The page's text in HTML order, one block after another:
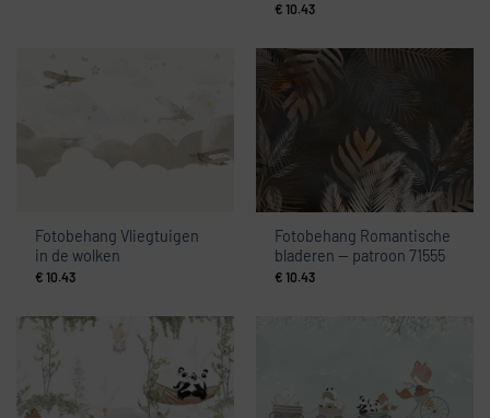
€ 10.43
Fotobehang Vliegtuigen
in de wolken
€ 10.43
Fotobehang Romantische
bladeren — patroon 71555
€ 10.43